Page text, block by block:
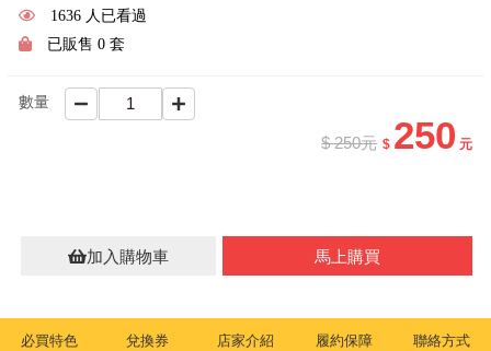
1636 人已看過
已販售 0 套
數量
$ 250元 $ 250 元
馬上購買
加入購物車
必買特色 兌換券 店家介紹 履約保障 聯絡方式